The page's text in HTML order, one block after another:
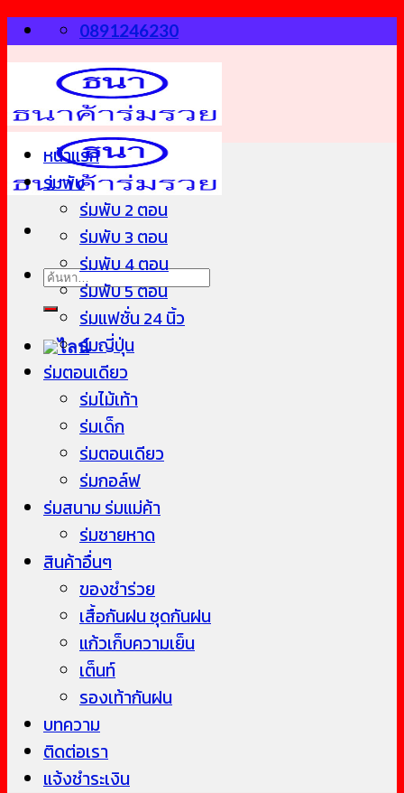
Skip
to
content
0891246230
ค้นหา:
หน้าแรก
ร่มพับ
ร่มพับ 2 ตอน
ร่มพับ 3 ตอน
ร่มพับ 4 ตอน
ร่มพับ 5 ตอน
ร่มแฟชั่น 24 นิ้ว
ร่มญี่ปุ่น
ร่มตอนเดียว
ร่มไม้เท้า
ร่มเด็ก
ร่มตอนเดียว
ร่มกอล์ฟ
ร่มสนาม ร่มแม่ค้า
ร่มชายหาด
สินค้าอื่นๆ
ของชำร่วย
เสื้อกันฝน ชุดกันฝน
แก้วเก็บความเย็น
เต็นท์
รองเท้ากันฝน
บทความ
ติดต่อเรา
แจ้งชำระเงิน